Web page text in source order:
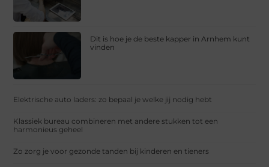
Dit is hoe je de beste kapper in Arnhem kunt
vinden
Elektrische auto laders: zo bepaal je welke jij nodig hebt
Klassiek bureau combineren met andere stukken tot een
harmonieus geheel
Zo zorg je voor gezonde tanden bij kinderen en tieners